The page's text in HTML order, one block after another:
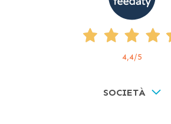
4,4/5
SOCIETÀ